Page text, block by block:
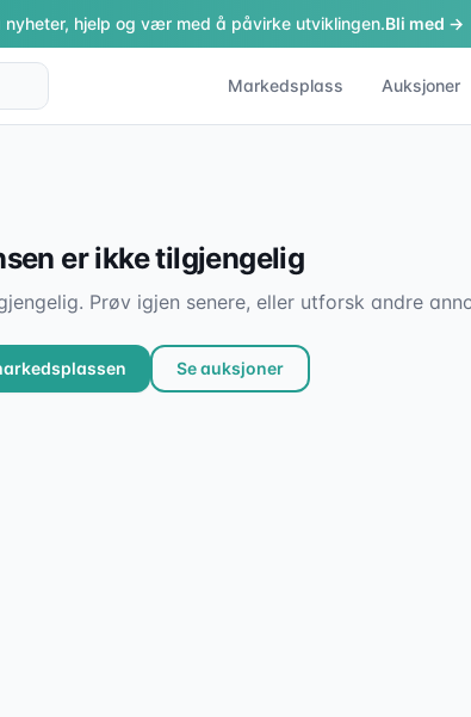
nyheter, hjelp og vær med å påvirke utviklingen.Bli med →
Markedsplass Auksjoner
er ikke tilgjengelig
Prøv igjen senere, eller utforsk andre
Se auksjoner